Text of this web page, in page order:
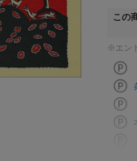
この
※エン